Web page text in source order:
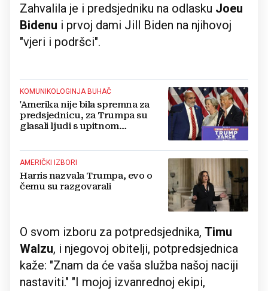
Zahvalila je i predsjedniku na odlasku Joeu
Bidenu i prvoj dami Jill Biden na njihovoj
"vjeri i podršci".
KOMUNIKOLOGINJA BUHAČ
'Amerika nije bila spremna za
predsjednicu, za Trumpa su
glasali ljudi s upitnom
AMERIČKI IZBORI
Harris nazvala Trumpa, evo o
čemu su razgovarali
O svom izboru za potpredsjednika, Timu
Walzu, i njegovoj obitelji, potpredsjednica
kaže: "Znam da će vaša služba našoj naciji
nastaviti." "I mojoj izvanrednoj ekipi,